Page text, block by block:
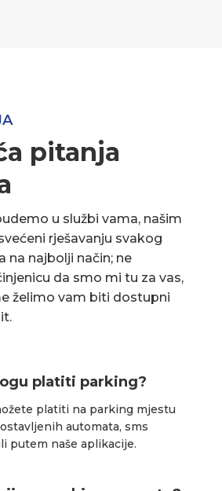
pitanja
u službi vama, našim
rješavanju svakog
na najbolji način; ne
da smo mi tu za vas,
želimo vam biti dostupni
platiti parking?
platiti na parking mjestu
automata, sms
putem naše aplikacije.